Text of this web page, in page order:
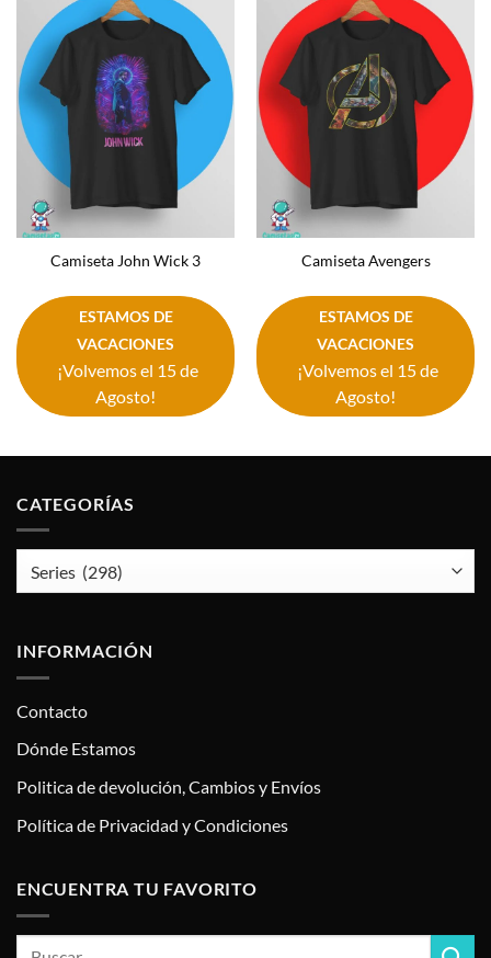
Añadir
a la
lista de
deseos
Camiseta John Wick 3
ESTAMOS DE
VACACIONES
¡Volvemos el 15 de
Agosto!
Añadir
a la
lista de
deseos
Camiseta Avengers
ESTAMOS DE
VACACIONES
¡Volvemos el 15 de
Agosto!
CATEGORÍAS
INFORMACIÓN
Contacto
Dónde Estamos
Politica de devolución, Cambios y Envíos
Política de Privacidad y Condiciones
ENCUENTRA TU FAVORITO